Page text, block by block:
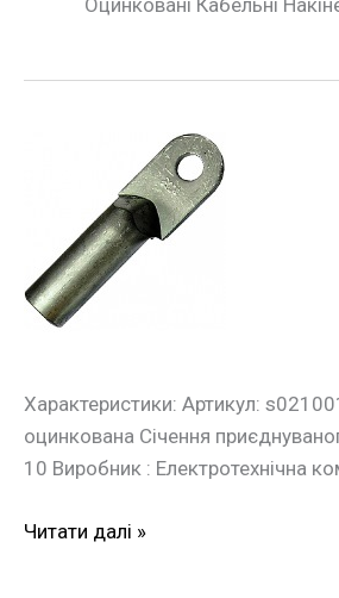
Оцинковані Кабельні
Характеристики: Артикул:
оцинкована Січення
10 Виробник : Електротехнічна
накінечник
e.end.stand.z.10
10
кв.мм
Читати далі »